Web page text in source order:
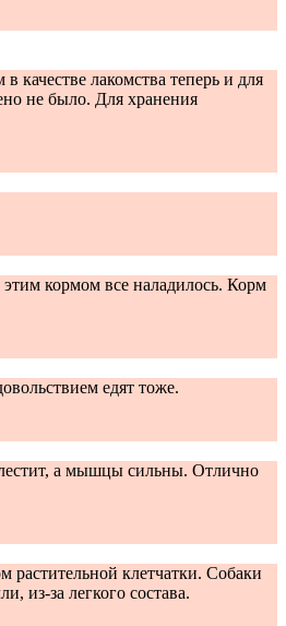
качестве лакомства теперь и для
не было. Для хранения
кормом все наладилось. Корм
едят тоже.
а мышцы сильны. Отлично
клетчатки. Собаки
из-за легкого состава.